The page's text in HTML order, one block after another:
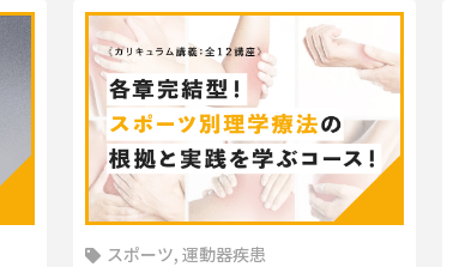
スポーツ, 運動器疾患